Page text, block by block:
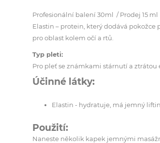
Profesionální balení 30ml / Prodej 15 ml
Elastin – protein, který dodává
pro oblast kolem očí a rtů.
Typ pleti:
Pro pleť se známkami stárnutí a ztrátou
Účinné látky:
Elastin - hydratuje, má jemný
Použití:
Naneste několik kapek jemnými